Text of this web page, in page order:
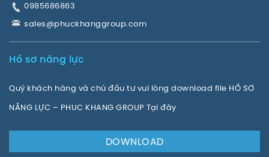
0985686863
sales@phuckhanggroup.com
Hồ sơ năng lực
Quý khách hàng và chủ đầu tư vui lòng download file HỒ SƠ
NĂNG LỰC – PHUC KHANG GROUP Tại đây
DOWNLOAD